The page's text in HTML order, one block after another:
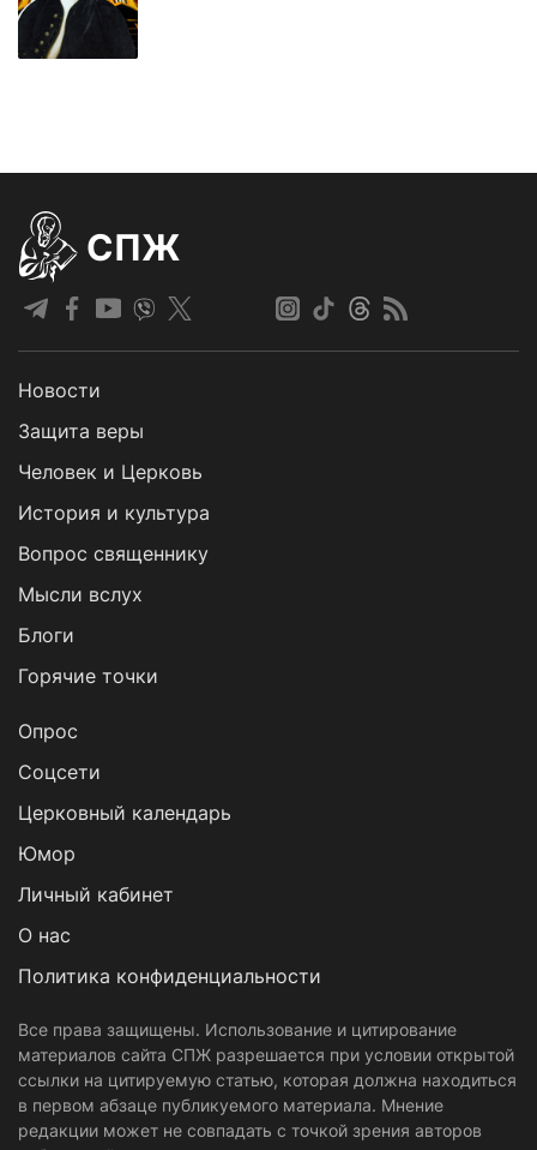
СПЖ
Новости
Защита веры
Человек и Церковь
История и культура
Вопрос священнику
Мысли вслух
Блоги
Горячие точки
Опрос
Cоцсети
Церковный календарь
Юмор
Личный кабинет
О нас
Политика конфиденциальности
Все права защищены. Использование и цитирование
материалов сайта СПЖ разрешается при условии открытой
ссылки на цитируемую статью, которая должна находиться
в первом абзаце публикуемого материала. Мнение
редакции может не совпадать с точкой зрения авторов